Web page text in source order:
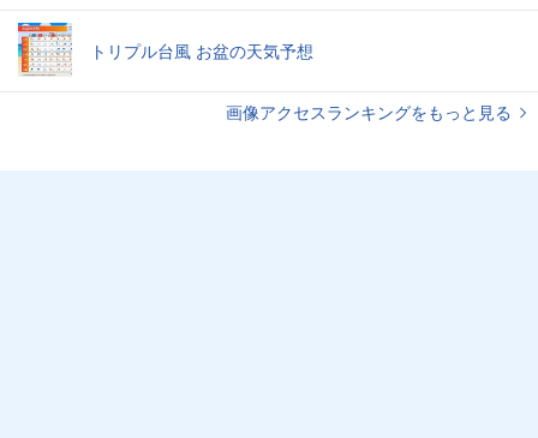
トリプル台風 お盆の天気予想
画像アクセスランキングをもっと見る